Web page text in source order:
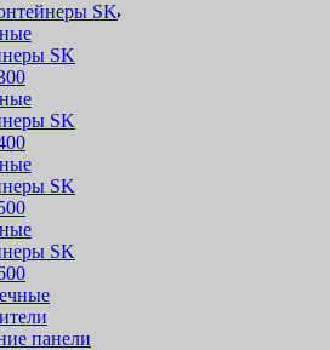
SK
SK
SK
SK
SK
панели